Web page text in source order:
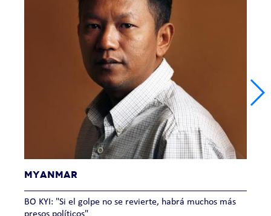
MYANMAR
BO KYI: "Si el golpe no se revierte, habrá muchos más
presos políticos"